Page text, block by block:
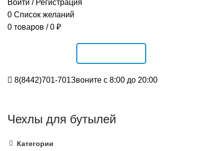
Войти / Регистрация
0 Список желаний
0 товаров / 0 ₽
8(8442)701-701Звоните с 8:00 до 20:00
Чехлы для бутылей
Категории